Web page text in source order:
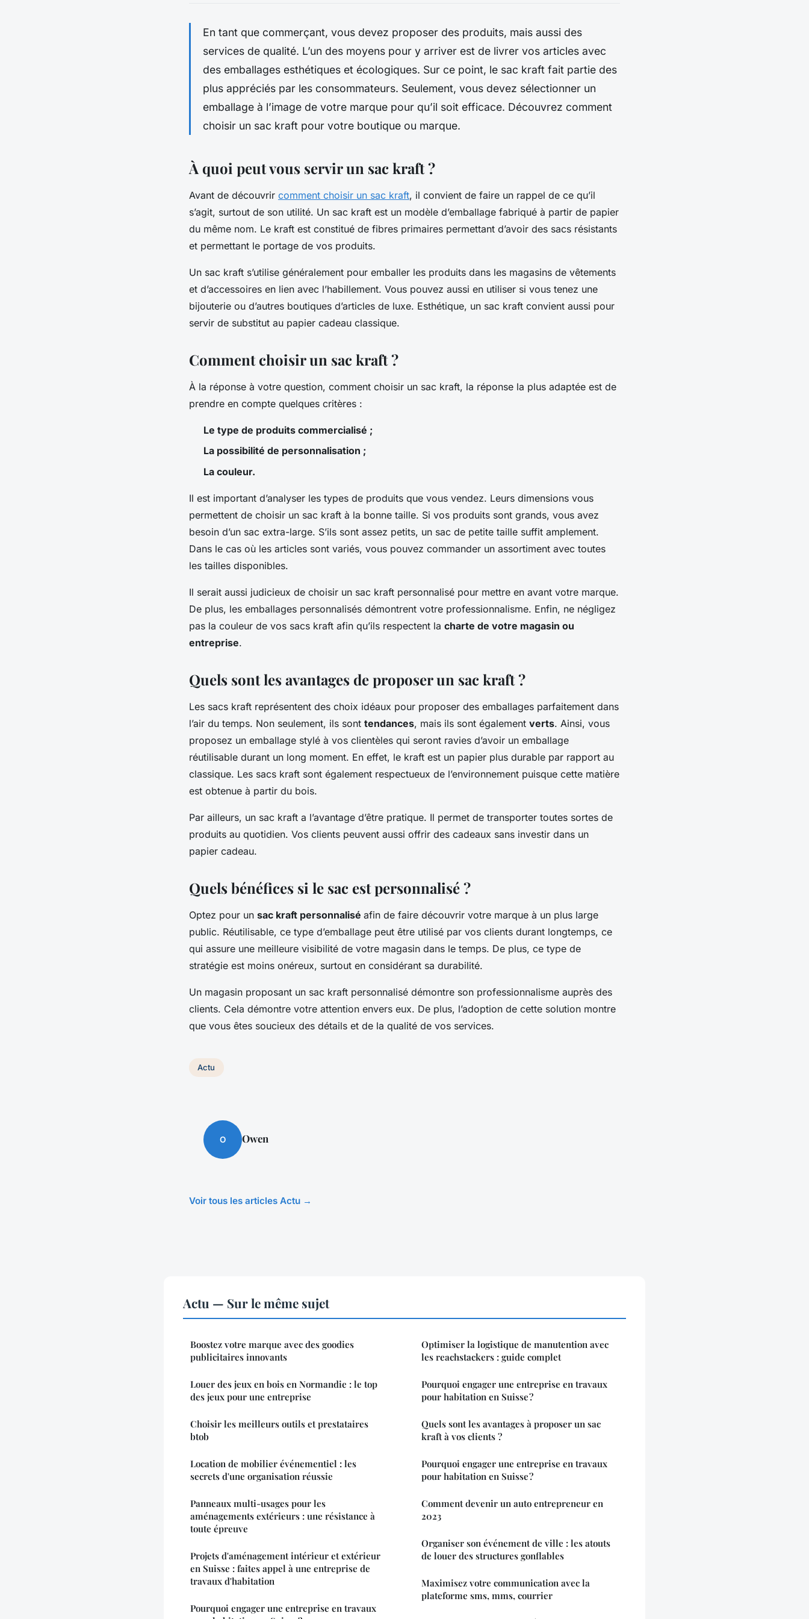
En tant que commerçant, vous devez proposer des produits, mais aussi des
services de qualité. L’un des moyens pour y arriver est de livrer vos articles avec
des emballages esthétiques et écologiques. Sur ce point, le sac kraft fait partie des
plus appréciés par les consommateurs. Seulement, vous devez sélectionner un
emballage à l’image de votre marque pour qu’il soit efficace. Découvrez comment
choisir un sac kraft pour votre boutique ou marque.
À quoi peut vous servir un sac kraft ?
Avant de découvrir comment choisir un sac kraft, il convient de faire un rappel de ce qu’il
s’agit, surtout de son utilité. Un sac kraft est un modèle d’emballage fabriqué à partir de papier
du même nom. Le kraft est constitué de fibres primaires permettant d’avoir des sacs résistants
et permettant le portage de vos produits.
Un sac kraft s’utilise généralement pour emballer les produits dans les magasins de vêtements
et d’accessoires en lien avec l’habillement. Vous pouvez aussi en utiliser si vous tenez une
bijouterie ou d’autres boutiques d’articles de luxe. Esthétique, un sac kraft convient aussi pour
servir de substitut au papier cadeau classique.
Comment choisir un sac kraft ?
À la réponse à votre question, comment choisir un sac kraft, la réponse la plus adaptée est de
prendre en compte quelques critères :
Le type de produits commercialisé ;
La possibilité de personnalisation ;
La couleur.
Il est important d’analyser les types de produits que vous vendez. Leurs dimensions vous
permettent de choisir un sac kraft à la bonne taille. Si vos produits sont grands, vous avez
besoin d’un sac extra-large. S’ils sont assez petits, un sac de petite taille suffit amplement.
Dans le cas où les articles sont variés, vous pouvez commander un assortiment avec toutes
les tailles disponibles.
Il serait aussi judicieux de choisir un sac kraft personnalisé pour mettre en avant votre marque.
De plus, les emballages personnalisés démontrent votre professionnalisme. Enfin, ne négligez
pas la couleur de vos sacs kraft afin qu’ils respectent la charte de votre magasin ou
entreprise.
Quels sont les avantages de proposer un sac kraft ?
Les sacs kraft représentent des choix idéaux pour proposer des emballages parfaitement dans
l’air du temps. Non seulement, ils sont tendances, mais ils sont également verts. Ainsi, vous
proposez un emballage stylé à vos clientèles qui seront ravies d’avoir un emballage
réutilisable durant un long moment. En effet, le kraft est un papier plus durable par rapport au
classique. Les sacs kraft sont également respectueux de l’environnement puisque cette matière
est obtenue à partir du bois.
Par ailleurs, un sac kraft a l’avantage d’être pratique. Il permet de transporter toutes sortes de
produits au quotidien. Vos clients peuvent aussi offrir des cadeaux sans investir dans un
papier cadeau.
Quels bénéfices si le sac est personnalisé ?
Optez pour un sac kraft personnalisé afin de faire découvrir votre marque à un plus large
public. Réutilisable, ce type d’emballage peut être utilisé par vos clients durant longtemps, ce
qui assure une meilleure visibilité de votre magasin dans le temps. De plus, ce type de
stratégie est moins onéreux, surtout en considérant sa durabilité.
Un magasin proposant un sac kraft personnalisé démontre son professionnalisme auprès des
clients. Cela démontre votre attention envers eux. De plus, l’adoption de cette solution montre
que vous êtes soucieux des détails et de la qualité de vos services.
Actu
O Owen
Voir tous les articles Actu →
Actu — Sur le même sujet
Boostez votre marque avec des goodies
publicitaires innovants
Louer des jeux en bois en Normandie : le top
des jeux pour une entreprise
Choisir les meilleurs outils et prestataires
btob
Location de mobilier événementiel : les
secrets d'une organisation réussie
Panneaux multi-usages pour les
aménagements extérieurs : une résistance à
toute épreuve
Projets d'aménagement intérieur et extérieur
en Suisse : faites appel à une entreprise de
travaux d'habitation
Pourquoi engager une entreprise en travaux
Optimiser la logistique de manutention avec
les reachstackers : guide complet
Pourquoi engager une entreprise en travaux
pour habitation en Suisse ?
Quels sont les avantages à proposer un sac
kraft à vos clients ?
Pourquoi engager une entreprise en travaux
pour habitation en Suisse ?
Comment devenir un auto entrepreneur en
2023
Organiser son événement de ville : les atouts
de louer des structures gonflables
Maximisez votre communication avec la
plateforme sms, mms, courrier